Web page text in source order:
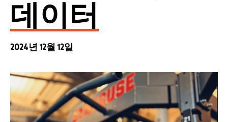
데이터
2024년 12월 12일